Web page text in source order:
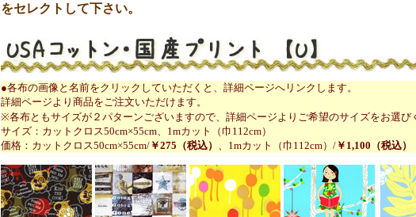
をセレクトして下さい。
●各布の画像と名前をクリックしていただくと、詳細ページへリンクします。
詳細ページより商品をご注文いただけます。
※各布ともサイズが２パターンございますので、詳細ページよりご希望のサイズをお選び
サイズ：カットクロス50cm×55cm、1mカット（巾112cm）
価格：カットクロス50cm×55cm/ ￥275（税込） 、1mカット（巾112cm）/ ￥1,100（税込）